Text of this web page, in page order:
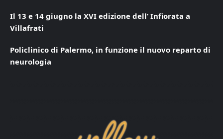
Il 13 e 14 giugno la XVI edizione dell’ Infiorata a
Villafrati
Policlinico di Palermo, in funzione il nuovo reparto di
neurologia